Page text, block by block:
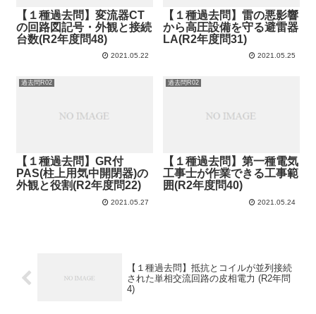
【１種過去問】変流器CT
の回路図記号・外観と接続
台数(R2年度問48)
2021.05.22
【１種過去問】雷の悪影響
から高圧設備を守る避雷器
LA(R2年度問31)
2021.05.25
過去問R02
【１種過去問】GR付
PAS(柱上用気中開閉器)の
外観と役割(R2年度問22)
2021.05.27
過去問R02
【１種過去問】第一種電気
工事士が作業できる工事範
囲(R2年度問40)
2021.05.24
【１種過去問】抵抗とコイルが並列接続
された単相交流回路の皮相電力 (R2年問
4)